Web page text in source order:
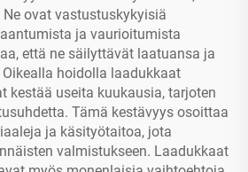
ovat vastustuskykyisiä
ja vaurioitumista
että ne säilyttävät laatuansa ja
hoidolla laadukkaat
kestää useita kuukausia, tarjoten
Tämä kestävyys osoittaa
ja käsityötaitoa, jota
valmistukseen. Laadukkaat